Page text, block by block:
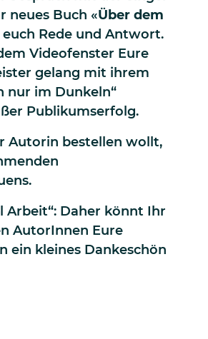
neues Buch «Über dem
Rede und Antwort.
Videofenster Eure
gelang mit ihrem
nur im Dunkeln“
Publikumserfolg.
Autorin bestellen wollt,
Arbeit“: Daher könnt Ihr
AutorInnen Eure
ein kleines Dankeschön